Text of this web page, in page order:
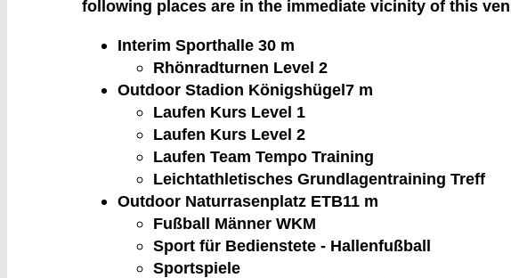
following places are in the immediate vicinity of this
Interim Sporthalle 30 m
Rhönradturnen Level 2
Outdoor Stadion Königshügel7 m
Laufen Kurs Level 1
Laufen Kurs Level 2
Laufen Team Tempo Training
Leichtathletisches Grundlagentraining Treff
Outdoor Naturrasenplatz ETB11 m
Fußball Männer WKM
Sport für Bedienstete - Hallenfußball
Sportspiele